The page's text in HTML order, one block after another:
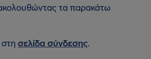
τα παρακάτω
σελίδα σύνδεσης.